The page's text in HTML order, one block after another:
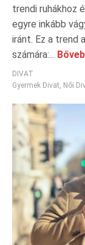
trendi ruhákhoz
egyre inkább
iránt. Ez a trend
számára:...
DIVAT
Gyermek Divat, Női